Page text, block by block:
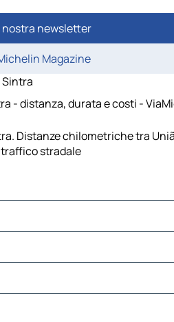
nostra newsletter
Magazine
Sintra
- distanza, durata e costi -
Distanze chilometriche tra
stradale